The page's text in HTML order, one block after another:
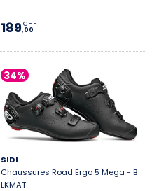
189,00
CHF
34%
SIDI
Chaussures Road Ergo 5 Mega - B
LKMAT